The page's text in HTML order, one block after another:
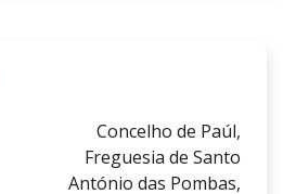
Concelho de Paúl,
Freguesia de Santo
António das Pombas,